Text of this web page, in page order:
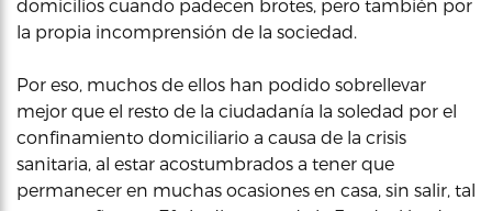
domicilios cuando padecen brotes, pero también por
la propia incomprensión de la sociedad.
Por eso, muchos de ellos han podido sobrellevar
mejor que el resto de la ciudadanía la soledad por el
confinamiento domiciliario a causa de la crisis
sanitaria, al estar acostumbrados a tener que
permanecer en muchas ocasiones en casa, sin salir, tal